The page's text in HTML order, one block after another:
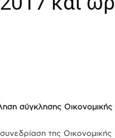
σύγκλησης Οικονομικής
της Οικονομικής